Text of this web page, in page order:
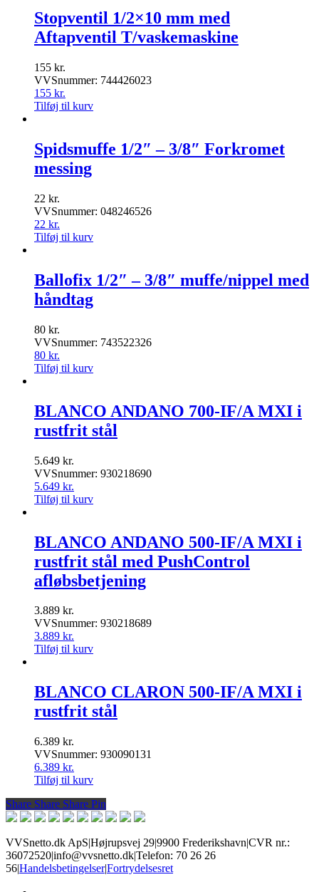
Stopventil 1/2×10 mm med
Aftapventil T/vaskemaskine
155 kr.
VVSnummer: 744426023
155 kr.
Tilføj til kurv
Spidsmuffe 1/2″ – 3/8″ Forkromet
messing
22 kr.
VVSnummer: 048246526
22 kr.
Tilføj til kurv
Ballofix 1/2″ – 3/8″ muffe/nippel med
håndtag
80 kr.
VVSnummer: 743522326
80 kr.
Tilføj til kurv
BLANCO ANDANO 700-IF/A MXI i
rustfrit stål
5.649 kr.
VVSnummer: 930218690
5.649 kr.
Tilføj til kurv
BLANCO ANDANO 500-IF/A MXI i
rustfrit stål med PushControl
afløbsbetjening
3.889 kr.
VVSnummer: 930218689
3.889 kr.
Tilføj til kurv
BLANCO CLARON 500-IF/A MXI i
rustfrit stål
6.389 kr.
VVSnummer: 930090131
6.389 kr.
Tilføj til kurv
Share
Share Share Share Pin
VVSnetto.dk ApS|Højrupsvej 29|9900 Frederikshavn|CVR nr.:
36072520|info@vvsnetto.dk|Telefon: 70 26 26
56|Handelsbetingelser|Fortrydelsesret